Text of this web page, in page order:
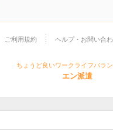
ご利用規約 ヘルプ・お問い合
ちょうど良いワークライフバラ
エン派遣